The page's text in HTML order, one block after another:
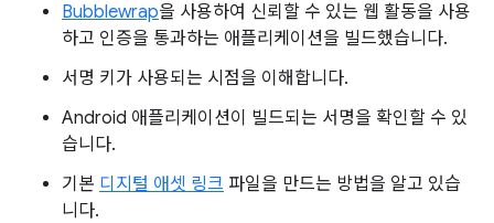
Bubblewrap을 사용하여 신뢰할 수 있는 웹 활동을 사용
하고 인증을 통과하는 애플리케이션을 빌드했습니다.
서명 키가 사용되는 시점을 이해합니다.
Android 애플리케이션이 빌드되는 서명을 확인할 수 있
습니다.
기본 디지털 애셋 링크 파일을 만드는 방법을 알고 있습
니다.